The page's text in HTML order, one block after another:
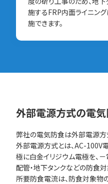
施するFRP内面ライニン
施できます。
外部電源方式の電
弊社の電気防食は外部電源方
外部電源方式とは、AC-100V
極に白金イリジウム電極を、
配管・地下タンクなどの防食
所要防食電流は、防食対象物